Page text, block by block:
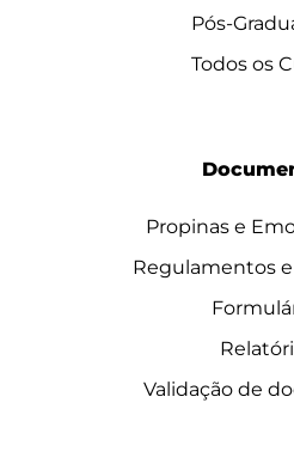
Pós-
Todos os
Propinas e
Regulamentos
Validação de